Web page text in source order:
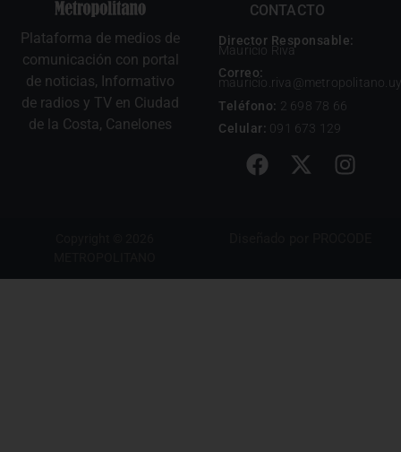
Plataforma de medios de
comunicación con portal
de noticias, Informativo
de radios y TV en Ciudad
de la Costa, Canelones
CONTACTO
Director Responsable:
Mauricio Riva
Correo:
mauricio.riva@metropolitano.uy
Teléfono: 2 698 78 66
Celular: 091 673 129